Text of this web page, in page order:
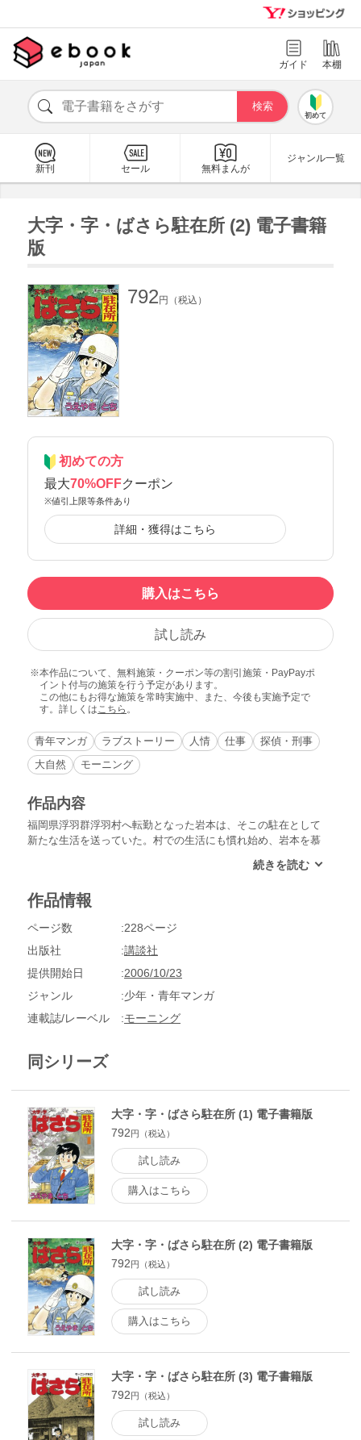
ガイド 本棚
初めて
新刊 セール 無料まんが
ジャンル一覧
大字・字・ばさら駐在所 (2) 電子書籍
版
792 円（税込）
初めての方
最大70%OFFクーポン
※値引上限等条件あり
詳細・獲得はこちら
購入はこちら
試し読み
本作品について、無料施策・クーポン等の割引施策・PayPayポ
イント付与の施策を行う予定があります。
この他にもお得な施策を常時実施中、また、今後も実施予定で
す。詳しくはこちら 。
青年マンガ ラブストーリー 人情 仕事
探偵・刑事
大自然
モーニング
作品内容
福岡県浮羽群浮羽村へ転勤となった岩本は、そこの駐在として
新たな生活を送っていた。村での生活にも慣れ始め、岩本を慕
作品情報
ページ数
228ページ
出版社
講談社
提供開始日
2006/10/23
ジャンル
少年・青年マンガ
連載誌/レーベル
モーニング
同シリーズ
大字・字・ばさら駐在所 (1) 電子書籍版
792円（税込）
試し読み
購入はこちら
大字・字・ばさら駐在所 (2) 電子書籍版
792 円（税込）
試し読み
購入はこちら
大字・字・ばさら駐在所 (3) 電子書籍版
792円（税込）
試し読み